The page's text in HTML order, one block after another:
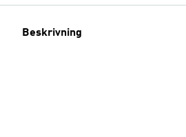
Beskrivning